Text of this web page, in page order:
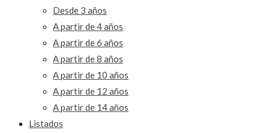
Desde 3 años
A partir de 4 años
A partir de 6 años
A partir de 8 años
A partir de 10 años
A partir de 12 años
A partir de 14 años
Listados